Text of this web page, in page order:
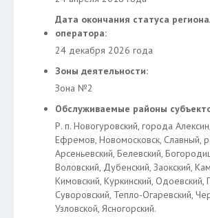
Дата окончания статуса
оператора:
24 декабря 2026 года
Зоны деятельности:
Зона №2
Обслуживаемые районы
Р. п. Новогуровский, города
Ефремов, Новомосковск, Славный,
Арсеньевский, Белевский,
Воловский, Дубенский, Заокский,
Кимовский, Куркинский, Одоевский,
Суворовский, Тепло-Огаревский,
Узловской, Ясногорский.